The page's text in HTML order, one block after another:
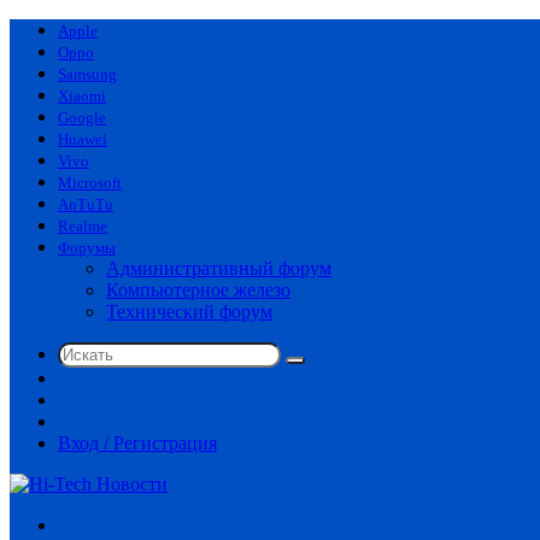
Apple
Oppo
Samsung
Xiaomi
Google
Huawei
Vivo
Microsoft
AnTuTu
Realme
Форумы
Административный форум
Компьютерное железо
Технический форум
Искать
статья
Вход / Регистрация